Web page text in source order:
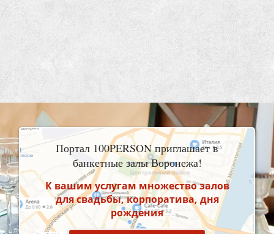
Портал 100PERSON приглашает в
банкетные залы Воронежа!
К вашим услугам множество залов
для свадьбы, корпоратива, дня
рождения